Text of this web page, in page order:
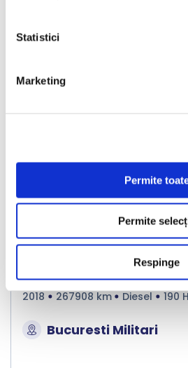
Statistici
Marketing
Permite
Permite
Respinge
LIVRARE LA TINE
2018 267908 km Diesel 190
Bucuresti Militari